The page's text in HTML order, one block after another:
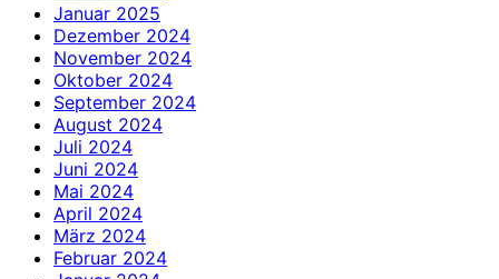
Januar 2025
Dezember 2024
November 2024
Oktober 2024
September 2024
August 2024
Juli 2024
Juni 2024
Mai 2024
April 2024
März 2024
Februar 2024